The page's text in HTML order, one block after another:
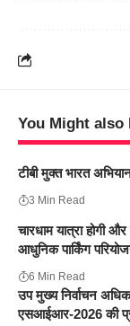
You Might also
टीबी मुक्त भारत
3 Min Read
चारधाम यात्रा होगी
आधुनिक पार्किंग
6 Min Read
उप मुख्य निर्वाचन
एसआईआर-2026 की